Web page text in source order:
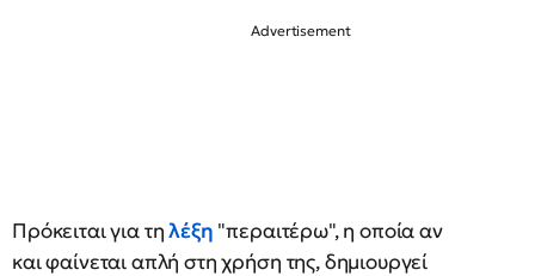
Πρόκειται για τηλέξη "περαιτέρω", η οποία αν
και φαίνεται απλή στη χρήση της, δημιουργεί